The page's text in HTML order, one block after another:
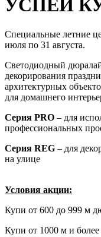
УСПЕЙ
Специальные летние
июля по 31 августа.
Светодиодный
декорирования
архитектурных
для домашнего
Серия PRO – для
профессиональных
Серия REG – для
на улице
Условия акции:
Купи от 600 до 999 м
Купи от 1000 м и